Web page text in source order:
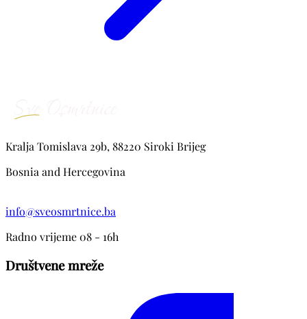
Kralja Tomislava 29b, 88220 Siroki Brijeg
Bosnia and Hercegovina
info@sveosmrtnice.ba
Radno vrijeme 08 - 16h
Društvene mreže